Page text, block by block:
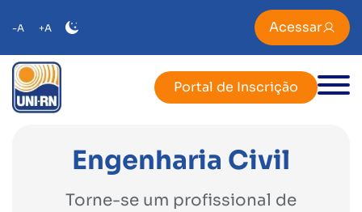
-A +A Acessar
Portal de Inscrição
Engenharia Civil
Torne-se um profissional de